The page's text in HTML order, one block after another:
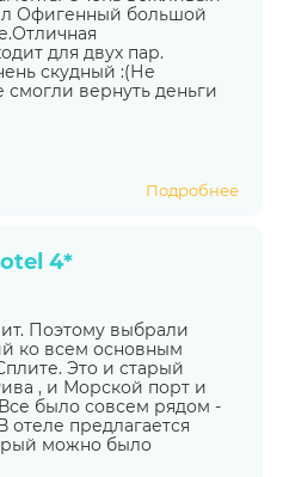
Офигенный большой
для двух пар.
скудный :(Не
вернуть деньги
Подробнее
4*
Поэтому выбрали
ко всем основным
Это и старый
, и Морской порт и
было совсем рядом -
отеле предлагается
можно было